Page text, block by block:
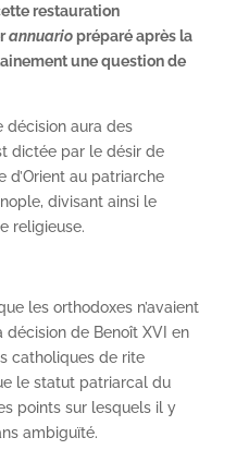
restauration
annuario préparé après la
une question de
décision aura des
dictée par le désir de
d’Orient au patriarche
divisant ainsi le
religieuse.
les orthodoxes n’avaient
de Benoît XVI en
catholiques de rite
le statut patriarcal du
points sur lesquels il y
ambiguïté.